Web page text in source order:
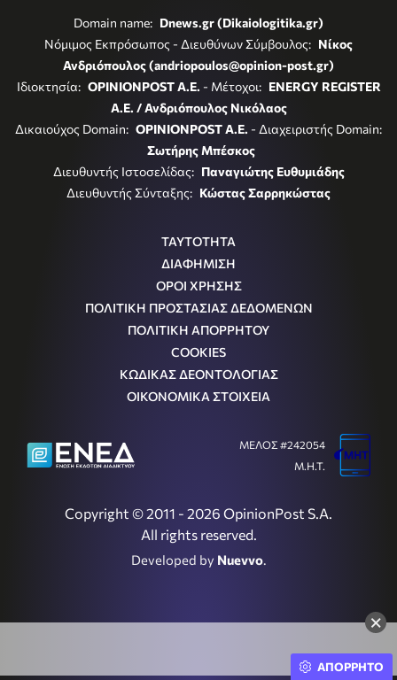
×
Domain name: Dnews.gr (Dikaiologitika.gr)
Νόμιμος Εκπρόσωπος - Διευθύνων Σύμβουλος: Νίκος
Ανδριόπουλος (andriopoulos@opinion-post.gr)
Ιδιοκτησία: OPINIONPOST A.E. - Μέτοχοι: ENERGY REGISTER
Α.Ε. / Ανδριόπουλος Νικόλαος
Δικαιούχος Domain: OPINIONPOST A.E. - Διαχειριστής Domain:
Σωτήρης Μπέσκος
Διευθυντής Ιστοσελίδας: Παναγιώτης Ευθυμιάδης
Διευθυντής Σύνταξης: Κώστας Σαρρηκώστας
ΤΑΥΤΟΤΗΤΑ
ΔΙΑΦΗΜΙΣΗ
ΟΡΟΙ ΧΡΗΣΗΣ
ΠΟΛΙΤΙΚΗ ΠΡΟΣΤΑΣΙΑΣ ΔΕΔΟΜΕΝΩΝ
ΠΟΛΙΤΙΚΗ ΑΠΟΡΡΗΤΟΥ
COOKIES
ΚΩΔΙΚΑΣ ΔΕΟΝΤΟΛΟΓΙΑΣ
ΟΙΚΟΝΟΜΙΚΑ ΣΤΟΙΧΕΙΑ
Copyright © 2011 - 2026 OpinionPost S.A.
All rights reserved.
Developed by Nuevvo.
ΜΕΛΟΣ #242054
Μ.Η.Τ.
ΑΠΟΡΡΗΤΟ